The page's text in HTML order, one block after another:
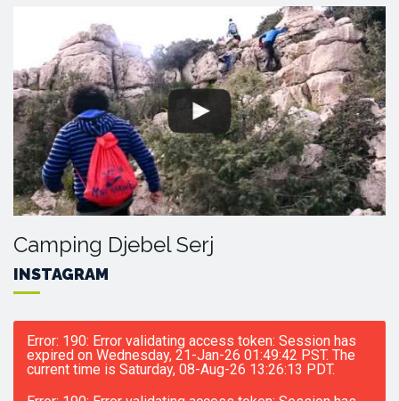
Camping Djebel Serj
INSTAGRAM
Error: 190: Error validating access token: Session has
expired on Wednesday, 21-Jan-26 01:49:42 PST. The
current time is Saturday, 08-Aug-26 13:26:13 PDT.